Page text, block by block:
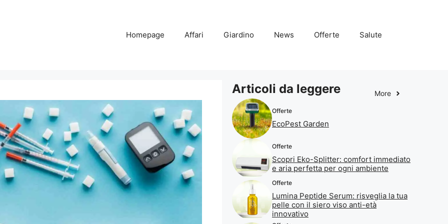
Homepage Affari Giardino News Offerte Salute
Articoli da leggere More
Offerte
EcoPest Garden
Offerte
Scopri Eko-Splitter: comfort immediato
e aria perfetta per ogni ambiente
Offerte
Lumina Peptide Serum: risveglia la tua
pelle con il siero viso anti-età
innovativo